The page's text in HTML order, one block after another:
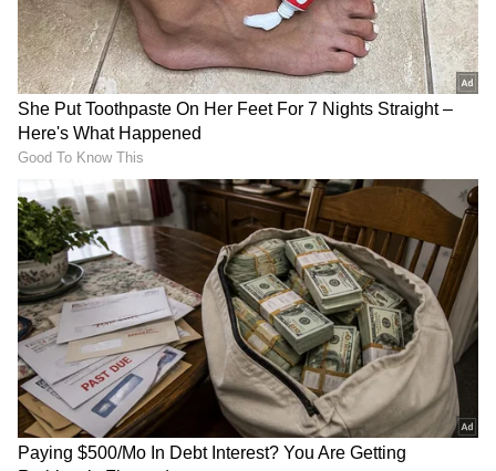
தொடரின் இறுதிப் போட்டியில், வைபவ் 29
பந்துகளில் 94 ரன்கள் விளாசினார். மேலும்,
11 பந்துகளில் அரைசதம் அடித்து, லிஸ்ட் ஏ
கிரிக்கெட்டில் அதிவேக அரைசதத்திற்கான
சாதனையை படைத்தார்.